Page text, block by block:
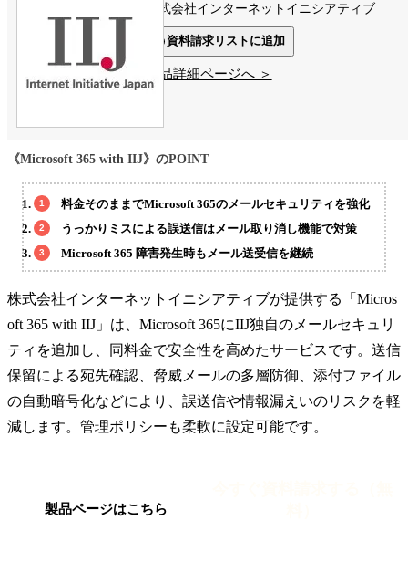
株式会社インターネットイニシアティブ
資料請求リストに追加
製品詳細ページへ ＞
《Microsoft 365 with IIJ》のPOINT
料金そのままでMicrosoft 365のメールセキュリティを強化
うっかりミスによる誤送信はメール取り消し機能で対策
Microsoft 365 障害発生時もメール送受信を継続
株式会社インターネットイニシアティブが提供する「Micros
oft 365 with IIJ」は、Microsoft 365にIIJ独自のメールセキュリ
ティを追加し、同料金で安全性を高めたサービスです。送信
保留による宛先確認、脅威メールの多層防御、添付ファイル
の自動暗号化などにより、誤送信や情報漏えいのリスクを軽
減します。管理ポリシーも柔軟に設定可能です。
製品ページはこちら